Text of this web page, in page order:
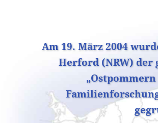
Am 19. März 2004
Herford (NRW) der